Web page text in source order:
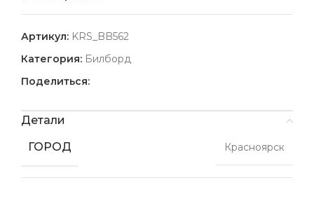
Артикул: KRS_BB562
Категория: Билборд
Поделиться:
Детали
ГОРОД
Красноярск